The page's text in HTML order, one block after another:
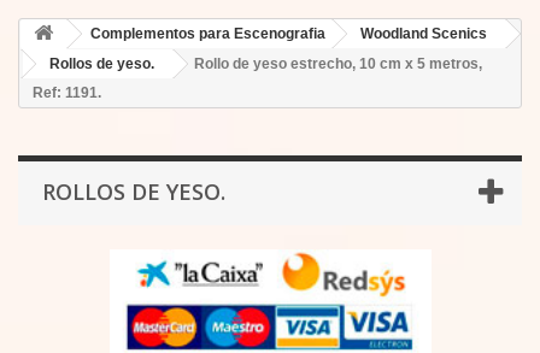
Complementos para Escenografia
Woodland Scenics
Rollos de yeso.
Rollo de yeso estrecho, 10 cm x 5 metros,
Ref: 1191.
ROLLOS DE YESO.